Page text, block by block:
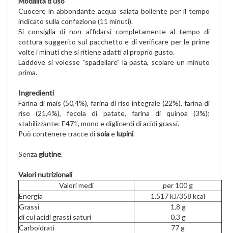
Cuocere in abbondante acqua salata bollente per il tempo
indicato sulla confezione (11 minuti).
Si consiglia di non affidarsi completamente al tempo di
cottura suggerito sul pacchetto e di verificare per le prime
volte i minuti che si ritiene adatti al proprio gusto.
Laddove si volesse "spadellare" la pasta, scolare un minuto
prima.
Ingredienti
Farina di mais (50,4%), farina di riso integrale (22%), farina di
riso (21,4%), fecola di patate, farina di quinoa (3%);
stabilizzante: E471, mono e diglicerdi di acidi grassi.
Può contenere tracce di soiaelupini.
Senza glutine.
Valori nutrizionali
Valori medi
per 100 g
Energia
1.517 kJ/358 kcal
Grassi
di cui acidi grassi saturi
1,8 g
0,3 g
Carboidrati
77 g